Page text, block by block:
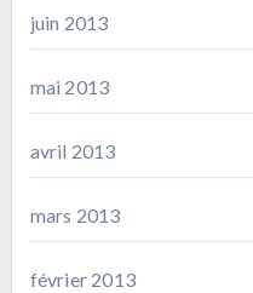
juin 2013
mai 2013
avril 2013
mars 2013
février 2013